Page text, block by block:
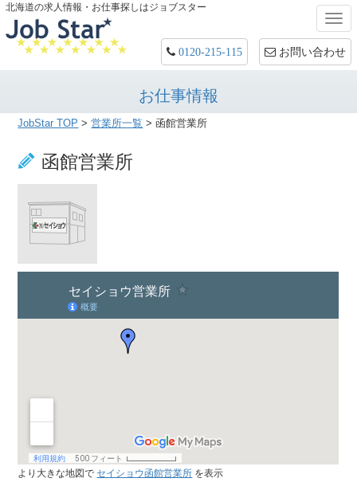
北海道の求人情報・お仕事探しはジョブスター
0120-215-115 お問い合わせ
お仕事情報
JobStar TOP > 営業所一覧 > 函館営業所
函館営業所
より大きな地図でセイショウ函館営業所 を表示